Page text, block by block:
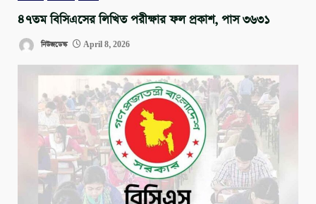
৪৭তম বিসিএসের লিখিত পরীক্ষার ফল প্রকাশ, পাস ৩৬৩১
নিউজডেস্ক April 8, 2026